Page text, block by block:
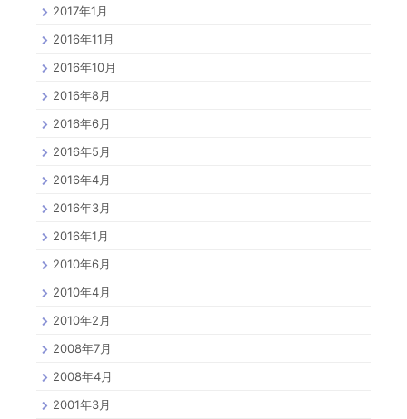
2017年1月
2016年11月
2016年10月
2016年8月
2016年6月
2016年5月
2016年4月
2016年3月
2016年1月
2010年6月
2010年4月
2010年2月
2008年7月
2008年4月
2001年3月